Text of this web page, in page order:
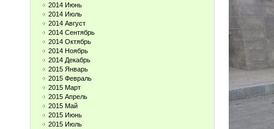
2014 Июнь
2014 Июль
2014 Август
2014 Сентябрь
2014 Октябрь
2014 Ноябрь
2014 Декабрь
2015 Январь
2015 Февраль
2015 Март
2015 Апрель
2015 Май
2015 Июнь
2015 Июль